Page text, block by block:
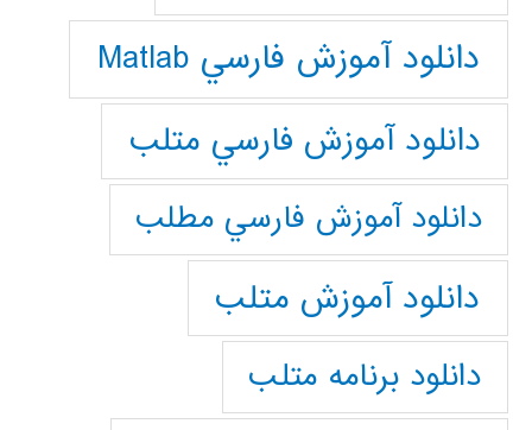
دانلود آموزش فارسي Matlab
دانلود آموزش فارسي متلب
دانلود آموزش فارسي مطلب
دانلود آموزش متلب
دانلود برنامه متلب